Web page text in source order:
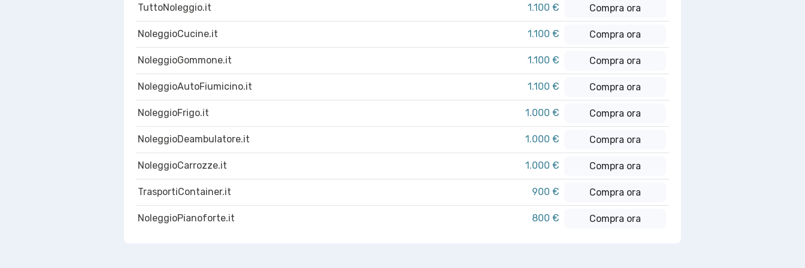
TuttoNoleggio.it 1.100 € Compra ora
NoleggioCucine.it 1.100 € Compra ora
NoleggioGommone.it 1.100 € Compra ora
NoleggioAutoFiumicino.it 1.100 € Compra ora
NoleggioFrigo.it 1.000 € Compra ora
NoleggioDeambulatore.it 1.000 € Compra ora
NoleggioCarrozze.it 1.000 € Compra ora
TrasportiContainer.it 900 € Compra ora
NoleggioPianoforte.it 800 € Compra ora